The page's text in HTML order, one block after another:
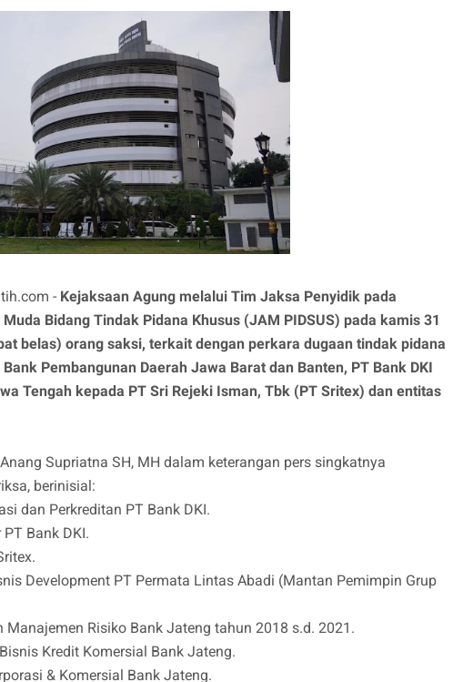
- Kejaksaan Agung melalui Tim Jaksa Penyidik pada
Bidang Tindak Pidana Khusus (JAM PIDSUS) pada kamis 31
belas) orang saksi, terkait dengan perkara dugaan tindak pidana
Pembangunan Daerah Jawa Barat dan Banten, PT Bank DKI
Tengah kepada PT Sri Rejeki Isman, Tbk (PT Sritex) dan entitas
Supriatna SH, MH dalam keterangan pers singkatnya
berinisial:
dan Perkreditan PT Bank DKI.
Bank DKI.
Development PT Permata Lintas Abadi (Mantan Pemimpin Grup
Manajemen Risiko Bank Jateng tahun 2018 s.d. 2021.
Kredit Komersial Bank Jateng.
& Komersial Bank Jateng.